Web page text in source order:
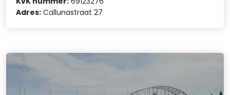
Adres: Callunastraat 27